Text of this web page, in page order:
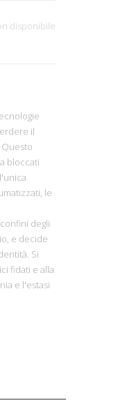
disponibile
il
bloccati
le
degli
e decide
Si
fidati e alla
e l'estasi